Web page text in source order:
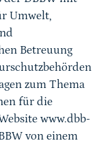
Umwelt,
Betreuung
zum Thema
für die
www.dbb-
von einem